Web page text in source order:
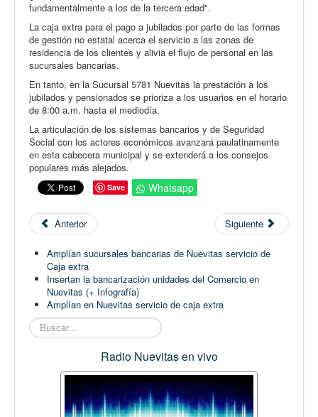
fundamentalmente a los de la tercera edad".
La caja extra para el pago a jubilados por parte de las formas
de gestión no estatal acerca el servicio a las zonas de
residencia de los clientes y alivia el flujo de personal en las
sucursales bancarias.
En tanto, en la Sucursal 5781 Nuevitas la prestación a los
jubilados y pensionados se prioriza a los usuarios en el horario
de 8:00 a.m. hasta el mediodía.
La articulación de los sistemas bancarios y de Seguridad
Social con los actores económicos avanzará paulatinamente
en esta cabecera municipal y se extenderá a los consejos
populares más alejados.
Save Whatsapp
Anterior Siguiente
Amplían sucursales bancarias de Nuevitas servicio de
Caja extra
Insertan la bancarización unidades del Comercio en
Nuevitas (+ Infografía)
Amplían en Nuevitas servicio de caja extra
Buscar...
Radio Nuevitas en vivo